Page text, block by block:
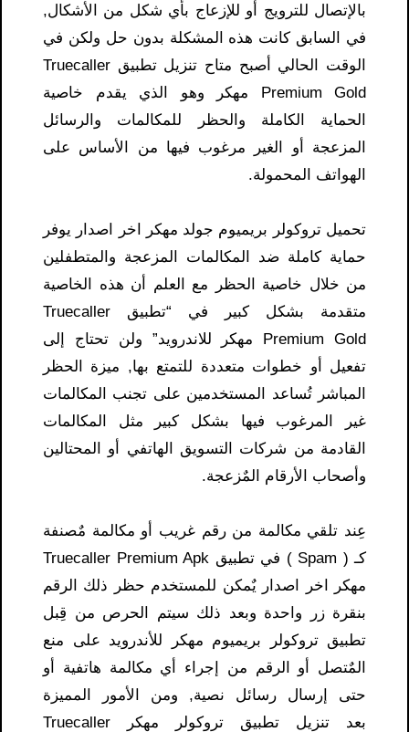
بالإتصال للترويج أو للإزعاج بأي شكل من الأشكال,
في السابق كانت هذه المشكلة بدون حل ولكن في
الوقت الحالي أصبح متاح تنزيل تطبيق Truecaller
Premium Gold مهكر وهو الذي يقدم خاصية
الحماية الكاملة والحظر للمكالمات والرسائل
المزعجة أو الغير مرغوب فيها من الأساس على
الهواتف المحمولة.
تحميل تروكولر بريميوم جولد مهكر اخر اصدار يوفر
حماية كاملة ضد المكالمات المزعجة والمتطفلين
من خلال خاصية الحظر مع العلم أن هذه الخاصية
متقدمة بشكل كبير في “تطبيق Truecaller
Premium Gold مهكر للاندرويد” ولن تحتاج إلى
تفعيل أو خطوات متعددة للتمتع بها, ميزة الحظر
المباشر تُساعد المستخدمين على تجنب المكالمات
غير المرغوب فيها بشكل كبير مثل المكالمات
القادمة من شركات التسويق الهاتفي أو المحتالين
وأصحاب الأرقام المٌزعجة.
عِند تلقي مكالمة من رقم غريب أو مكالمة مٌصنفة
كـ ( Spam ) في تطبيق Truecaller Premium Apk
مهكر اخر اصدار يٌمكن للمستخدم حظر ذلك الرقم
بنقرة زر واحدة وبعد ذلك سيتم الحرص من قِبل
تطبيق تروكولر بريميوم مهكر للأندرويد على منع
المٌتصل أو الرقم من إجراء أي مكالمة هاتفية أو
حتى إرسال رسائل نصية, ومن الأمور المميزة
بعد تنزيل تطبيق تروكولر مهكر Truecaller